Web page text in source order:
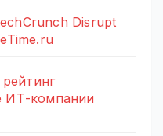
Disrupt
ИТ-компании